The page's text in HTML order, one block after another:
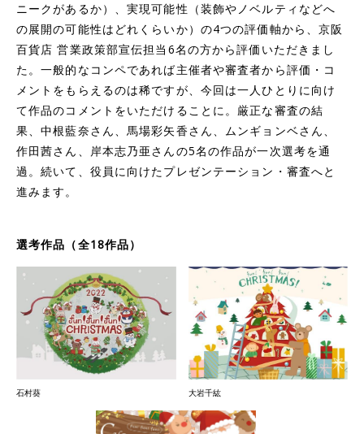
ニークがあるか）、実現可能性（装飾やノベルティなどへ
の展開の可能性はどれくらいか）の4つの評価軸から、京阪
百貨店 営業政策部宣伝担当6名の方から評価いただきまし
た。一般的なコンペであれば主催者や審査者から評価・コ
メントをもらえるのは稀ですが、今回は一人ひとりに向け
て作品のコメントをいただけることに。厳正な審査の結
果、中根藍奈さん、馬場彩矢香さん、ムンギョンベさん、
作田茜さん、岸本志乃亜さんの5名の作品が一次選考を通
過。続いて、役員に向けたプレゼンテーション・審査へと
進みます。
選考作品（全18作品）
石村葵 大岩千紘